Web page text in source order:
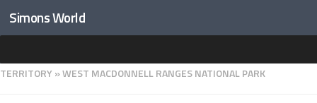
Unter dem Inhalt
Simons World
TERRITORY »WEST MACDONNELL RANGES NATIONAL PARK